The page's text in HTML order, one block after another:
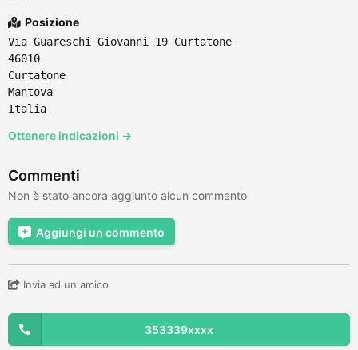
Posizione
Via Guareschi Giovanni 19 Curtatone
46010
Curtatone
Mantova
Italia
Ottenere indicazioni →
Commenti
Non è stato ancora aggiunto alcun commento
Aggiungi un commento
Invia ad un amico
353339xxxx